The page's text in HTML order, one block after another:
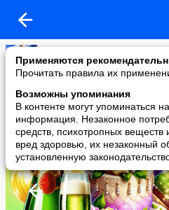
Применяются
Прочитать правила их
Возможны упоминания
В контенте могут упоминаться
информация. Незаконное
средств, психотропных веществ
вред здоровью, их незаконный
установленную
Копилочка: все самое
added a photo
08 May в 12:57